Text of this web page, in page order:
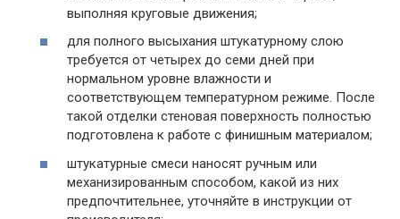
выполняя круговые движения;
для полного высыхания штукатурному слою
требуется от четырех до семи дней при
нормальном уровне влажности и
соответствующем температурном режиме. После
такой отделки стеновая поверхность полностью
подготовлена к работе с финишным материалом;
штукатурные смеси наносят ручным или
механизированным способом, какой из них
предпочтительнее, уточняйте в инструкции от